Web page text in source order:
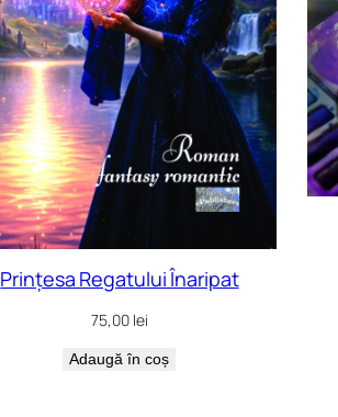
Prințesa Regatului Înaripat
75,00 lei
Adaugă în coș